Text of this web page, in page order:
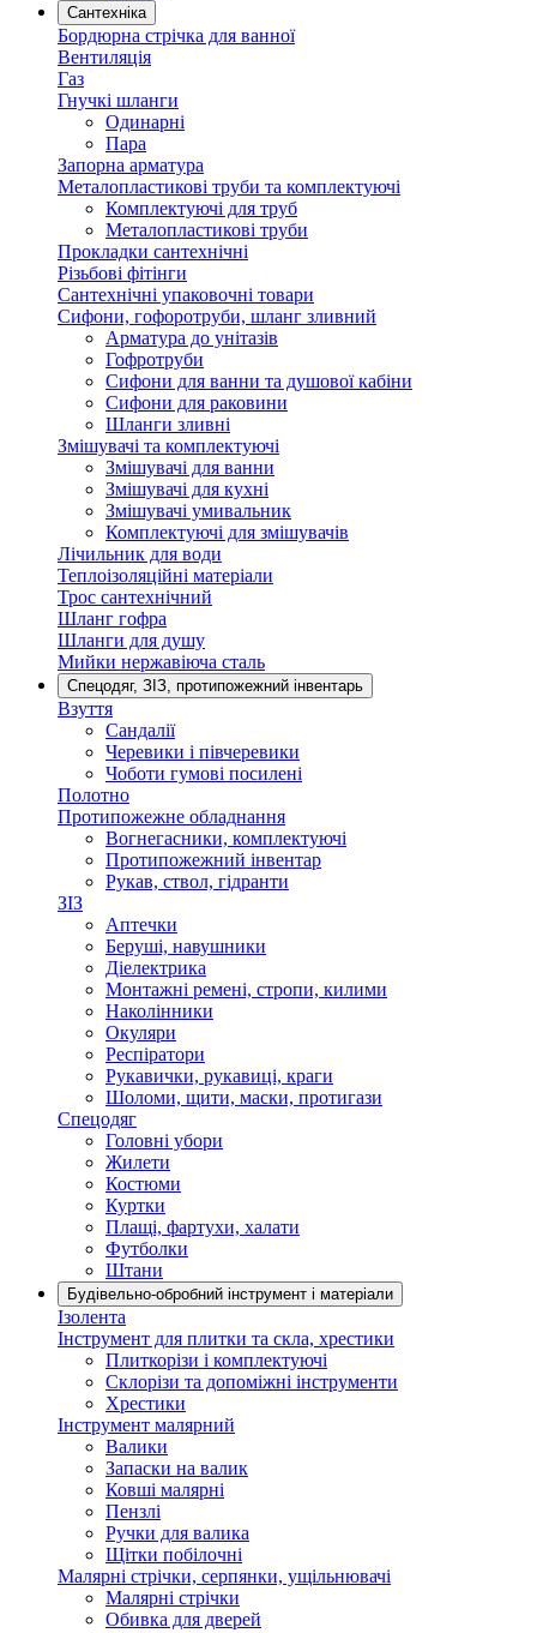
Сантехніка
Бордюрна стрічка для ванної
Вентиляція
Газ
Гнучкі шланги
Одинарні
Пара
Запорна арматура
Металопластикові труби та комплектуючі
Комплектуючі для труб
Металопластикові труби
Прокладки сантехнічні
Різьбові фітінги
Сантехнічні упаковочні товари
Сифони, гофоротруби, шланг зливний
Арматура до унітазів
Гофротруби
Сифони для ванни та душової кабіни
Сифони для раковини
Шланги зливні
Змішувачі та комплектуючі
Змішувачі для ванни
Змішувачі для кухні
Змішувачі умивальник
Комплектуючі для змішувачів
Лічильник для води
Теплоізоляційні матеріали
Трос сантехнічний
Шланг гофра
Шланги для душу
Мийки нержавіюча сталь
Спецодяг, ЗІЗ, протипожежний інвентарь
Взуття
Сандалії
Черевики і півчеревики
Чоботи гумові посилені
Полотно
Протипожежне обладнання
Вогнегасники, комплектуючі
Протипожежний інвентар
Рукав, ствол, гідранти
ЗІЗ
Аптечки
Беруші, навушники
Діелектрика
Монтажні ремені, стропи, килими
Наколінники
Окуляри
Респіратори
Рукавички, рукавиці, краги
Шоломи, щити, маски, протигази
Спецодяг
Головні убори
Жилети
Костюми
Куртки
Плащі, фартухи, халати
Футболки
Штани
Будівельно-обробний інструмент і матеріали
Ізолента
Інструмент для плитки та скла, хрестики
Плиткорізи і комплектуючі
Склорізи та допоміжні інструменти
Хрестики
Інструмент малярний
Валики
Запаски на валик
Ковші малярні
Пензлі
Ручки для валика
Щітки побілочні
Малярні стрічки, серпянки, ущільнювачі
Малярні стрічки
Обивка для дверей